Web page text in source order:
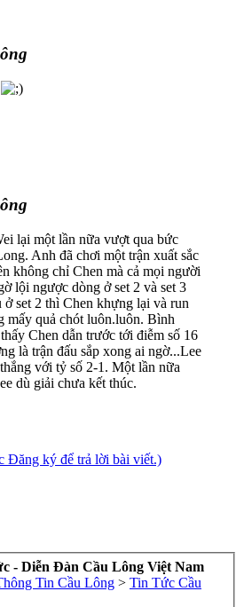
lại một lần nữa vượt qua bức
Anh đã chơi một trận xuất sắc
không chỉ Chen mà cả mọi người
lội ngược dòng ở set 2 và set 3
ở set 2 thì Chen khựng lại và run
mấy quả chót luôn.luôn. Bình
Chen dẫn trước tới điễm số 16
là trận đấu sắp xong ai ngờ...Lee
với tỷ số 2-1. Một lần nữa
dù giải chưa kết thúc.
Đăng ký để trả lời bài viết.)
- Diễn Đàn Cầu Lông Việt Nam
Tin Cầu Lông > Tin Tức Cầu